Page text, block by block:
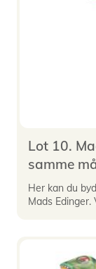
Lot 10.
samme
Her kan du
Mads Edinger.